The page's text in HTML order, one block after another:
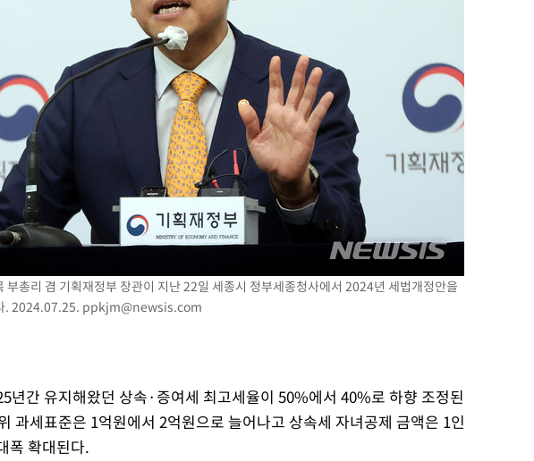
포 순간 '40도'
임무종사 혐의
마감
6296.38 마감
마감
충돌 흔적 포착
기 끝 과달라하라 격파
폭염 잠시 꺾인다"
부총리 겸 기획재정부 장관이 지난 22일 세종시 정부세종청사에서 2024년 세법개정안을
. 2024.07.25. ppkjm@newsis.com
년간 유지해왔던 상속·증여세 최고세율이 50%에서 40%로 하향 조정된
과세표준은 1억원에서 2억원으로 늘어나고 상속세 자녀공제 금액은 1인
폭 확대된다.